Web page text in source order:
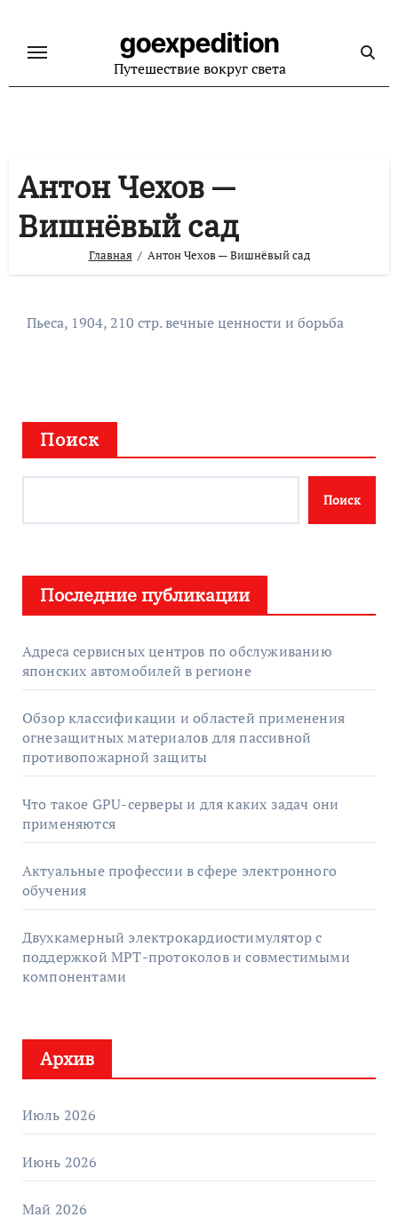
содержанию
goexpedition
Путешествие вокруг света
Антон Чехов —
Вишнёвый сад
Главная Антон Чехов — Вишнёвый сад
Пьеса, 1904, 210 стр. вечные ценности и борьба
Поиск
Поиск
Последние публикации
Адреса сервисных центров по обслуживанию
японских автомобилей в регионе
Обзор классификации и областей применения
огнезащитных материалов для пассивной
противопожарной защиты
Что такое GPU-серверы и для каких задач они
применяются
Актуальные профессии в сфере электронного
обучения
Двухкамерный электрокардиостимулятор с
поддержкой МРТ-протоколов и совместимыми
компонентами
Архив
Июль 2026
Июнь 2026
Май 2026